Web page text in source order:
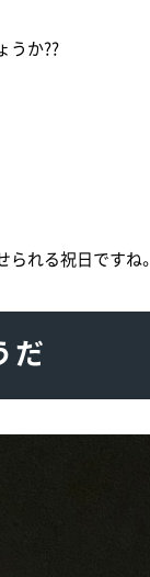
うか??
れる祝日ですね。
だ